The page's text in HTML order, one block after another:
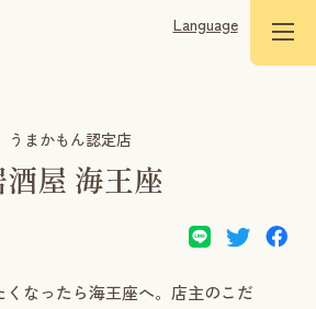
Language
うまかもん認定店
酒屋 海王座
なったら海王座へ。店主のこだ